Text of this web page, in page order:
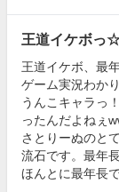
王道イケボっ
王道イケボ、最
ゲーム実況わか
うんこキャラっ
ったんだよねぇ‪
さとりーぬのと
流石です。最年
ほんとに最年長